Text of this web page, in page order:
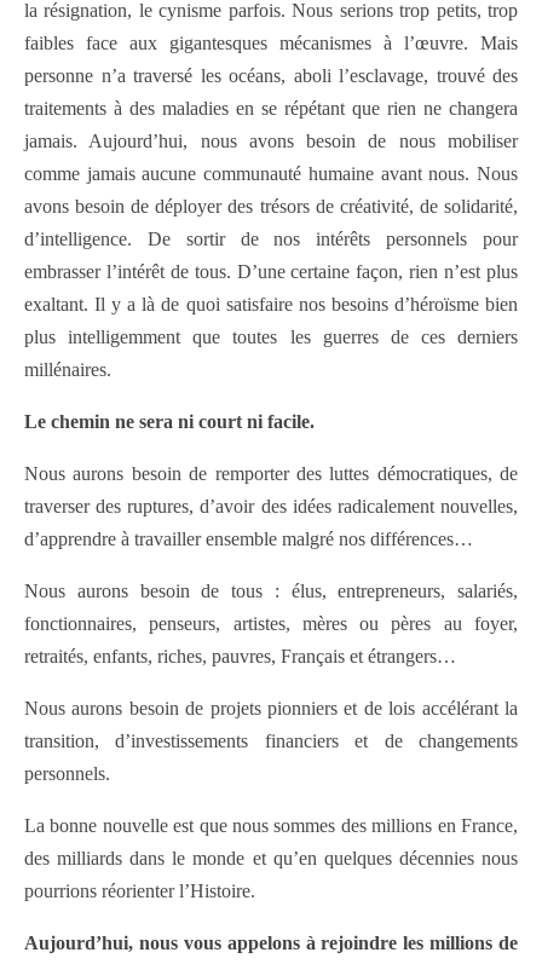
la résignation, le cynisme parfois. Nous serions trop petits, trop
faibles face aux gigantesques mécanismes à l’œuvre. Mais
personne n’a traversé les océans, aboli l’esclavage, trouvé des
traitements à des maladies en se répétant que rien ne changera
jamais. Aujourd’hui, nous avons besoin de nous mobiliser
comme jamais aucune communauté humaine avant nous. Nous
avons besoin de déployer des trésors de créativité, de solidarité,
d’intelligence. De sortir de nos intérêts personnels pour
embrasser l’intérêt de tous. D’une certaine façon, rien n’est plus
exaltant. Il y a là de quoi satisfaire nos besoins d’héroïsme bien
plus intelligemment que toutes les guerres de ces derniers
millénaires.
Le chemin ne sera ni court ni facile.
Nous aurons besoin de remporter des luttes démocratiques, de
traverser des ruptures, d’avoir des idées radicalement nouvelles,
d’apprendre à travailler ensemble malgré nos différences…
Nous aurons besoin de tous : élus, entrepreneurs, salariés,
fonctionnaires, penseurs, artistes, mères ou pères au foyer,
retraités, enfants, riches, pauvres, Français et étrangers…
Nous aurons besoin de projets pionniers et de lois accélérant la
transition, d’investissements financiers et de changements
personnels.
La bonne nouvelle est que nous sommes des millions en France,
des milliards dans le monde et qu’en quelques décennies nous
pourrions réorienter l’Histoire.
Aujourd’hui, nous vous appelons à rejoindre les millions de